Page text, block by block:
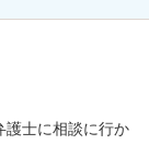
護士に相談に行か